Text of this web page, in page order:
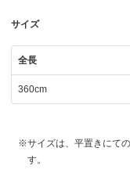
サイズ
全長
360cm
サイズは、平置きにて
す。